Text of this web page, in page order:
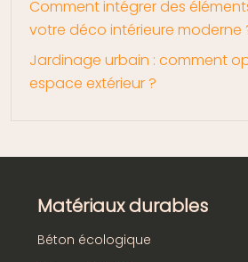
Comment intégrer des
votre déco intérieure moderne
Jardinage urbain : comment
espace extérieur ?
Matériaux durables
Béton écologique